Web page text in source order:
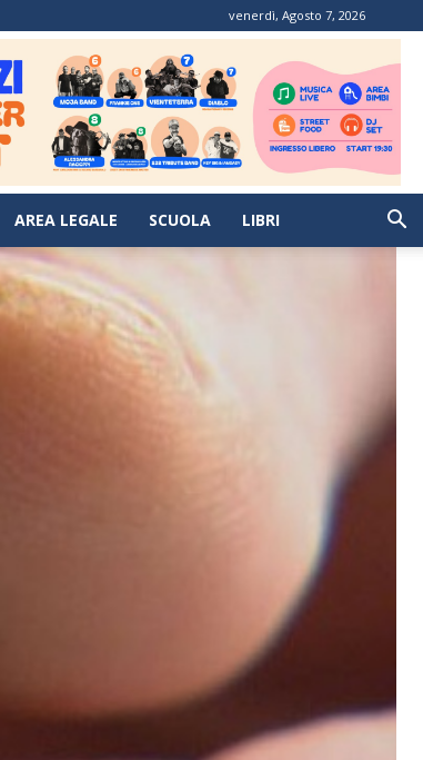
venerdì, Agosto 7, 2026
AREA LEGALE SCUOLA LIBRI